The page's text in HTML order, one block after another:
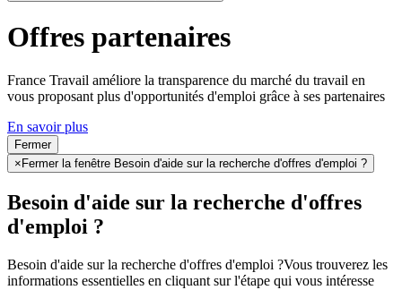
Offres partenaires
France Travail améliore la transparence du marché du travail en
vous proposant plus d'opportunités d'emploi grâce à ses partenaires
En savoir plus
Fermer
× Fermer la fenêtre Besoin d'aide sur la recherche d'offres d'emploi ?
Besoin d'aide sur la recherche d'offres
d'emploi ?
Besoin d'aide sur la recherche d'offres d'emploi ?Vous trouverez les
informations essentielles en cliquant sur l'étape qui vous intéresse